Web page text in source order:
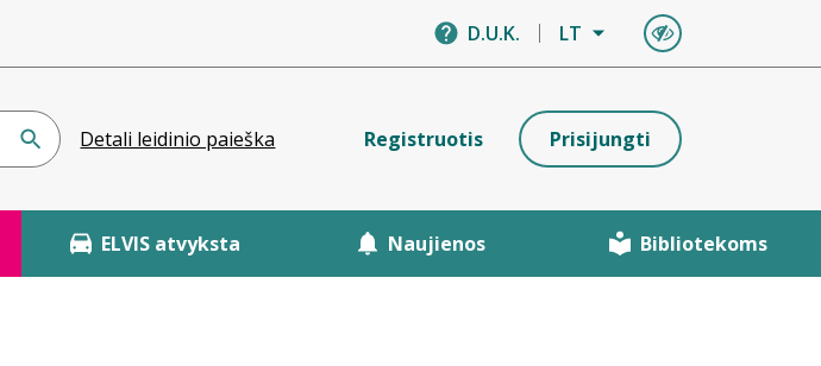
D.U.K. LT
Detali leidinio paieška Registruotis Prisijungti
ELVIS atvyksta Naujienos Bibliotekoms